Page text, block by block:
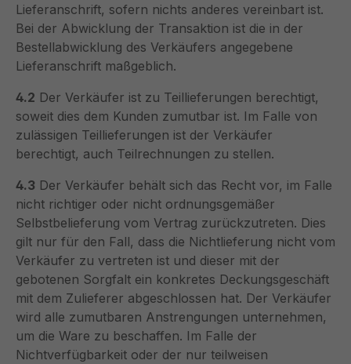
Lieferanschrift, sofern nichts anderes vereinbart ist.
Bei der Abwicklung der Transaktion ist die in der
Bestellabwicklung des Verkäufers angegebene
Lieferanschrift maßgeblich.
4.2 Der Verkäufer ist zu Teillieferungen berechtigt,
soweit dies dem Kunden zumutbar ist. Im Falle von
zulässigen Teillieferungen ist der Verkäufer
berechtigt, auch Teilrechnungen zu stellen.
4.3 Der Verkäufer behält sich das Recht vor, im Falle
nicht richtiger oder nicht ordnungsgemäßer
Selbstbelieferung vom Vertrag zurückzutreten. Dies
gilt nur für den Fall, dass die Nichtlieferung nicht vom
Verkäufer zu vertreten ist und dieser mit der
gebotenen Sorgfalt ein konkretes Deckungsgeschäft
mit dem Zulieferer abgeschlossen hat. Der Verkäufer
wird alle zumutbaren Anstrengungen unternehmen,
um die Ware zu beschaffen. Im Falle der
Nichtverfügbarkeit oder der nur teilweisen